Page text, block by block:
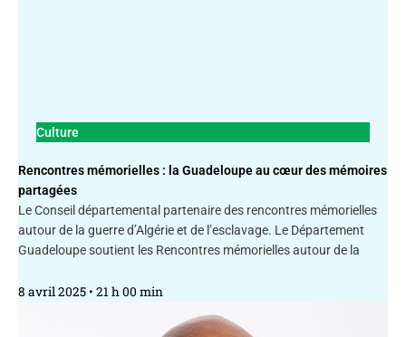
Culture
Rencontres mémorielles : la Guadeloupe au cœur des mémoires
partagées
Le Conseil départemental partenaire des rencontres mémorielles
autour de la guerre d’Algérie et de l’esclavage. Le Département
Guadeloupe soutient les Rencontres mémorielles autour de la
8 avril 2025 21 h 00 min